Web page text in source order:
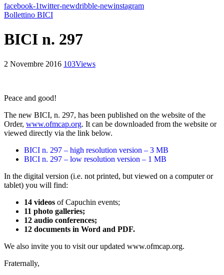
facebook-1twitter-newdribble-newinstagram
Bollettino BICI
BICI n. 297
2 Novembre 2016 103Views
Peace and good!
The new BICI, n. 297, has been published on the website of the
Order, www.ofmcap.org. It can be downloaded from the website or
viewed directly via the link below.
BICI n. 297 – high resolution version – 3 MB
BICI n. 297 – low resolution version – 1 MB
In the digital version (i.e. not printed, but viewed on a computer or
tablet) you will find:
14 videos of Capuchin events;
11 photo galleries;
12 audio conferences;
12 documents in Word and PDF.
We also invite you to visit our updated www.ofmcap.org.
Fraternally,